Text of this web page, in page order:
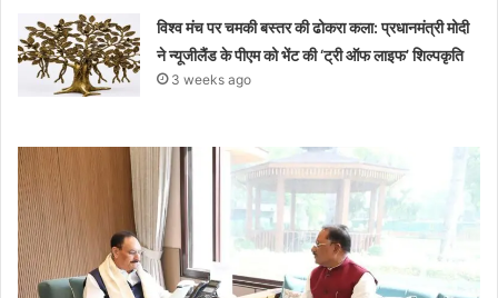
विश्व मंच पर चमकी बस्तर की ढोकरा कला: प्रधानमंत्री मोदी
ने न्यूजीलैंड के पीएम को भेंट की ‘ट्री ऑफ लाइफ’ शिल्पकृति
3 weeks ago